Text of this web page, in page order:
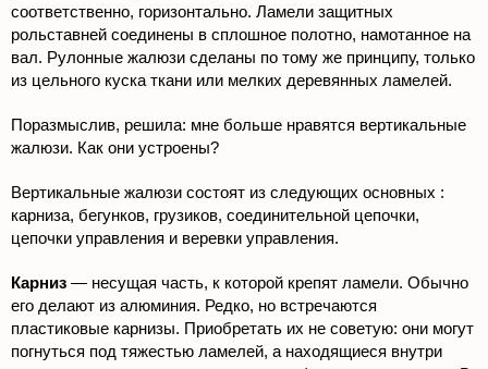
соответственно, горизонтально. Ламели защитных
рольставней соединены в сплошное полотно, намотанное на
вал. Рулонные жалюзи сделаны по тому же принципу, только
из цельного куска ткани или мелких деревянных ламелей.
Поразмыслив, решила: мне больше нравятся вертикальные
жалюзи. Как они устроены?
Вертикальные жалюзи состоят из следующих основных :
карниза, бегунков, грузиков, соединительной цепочки,
цепочки управления и веревки управления.
Карниз — несущая часть, к которой крепят ламели. Обычно
его делают из алюминия. Редко, но встречаются
пластиковые карнизы. Приобретать их не советую: они могут
погнуться под тяжестью ламелей, а находящиеся внутри